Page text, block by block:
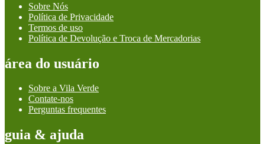
Sobre Nós
Política de Privacidade
Termos de uso
Política de Devolução e Troca de Mercadorias
área do usuário
Sobre a Vila Verde
Contate-nos
Perguntas frequentes
guia & ajuda